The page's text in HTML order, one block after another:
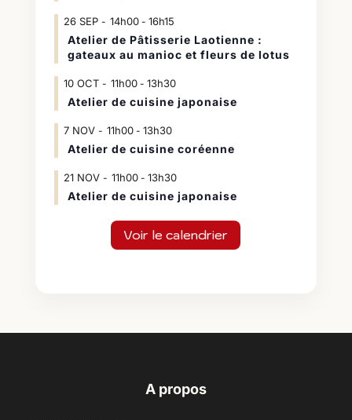
26 SEP 14h00- 16h15
Atelier de Pâtisserie Laotienne :
gateaux au manioc et fleurs de lotus
10 OCT 11h00- 13h30
Atelier de cuisine japonaise
7 NOV 11h00- 13h30
Atelier de cuisine coréenne
21 NOV 11h00- 13h30
Atelier de cuisine japonaise
Voir le calendrier
A propos